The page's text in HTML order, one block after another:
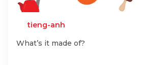
tieng-anh
What’s it made of?